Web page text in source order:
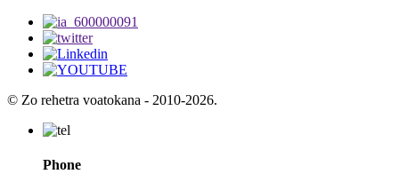
© Zo rehetra voatokana - 2010-2026.
Phone